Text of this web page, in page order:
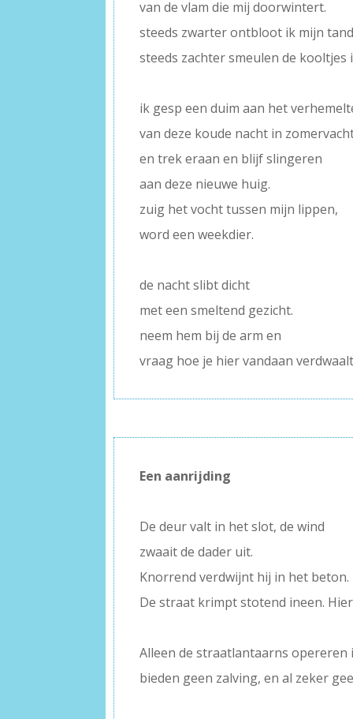
van de vlam die mij doorwintert.
steeds zwarter ontbloot ik mijn
steeds zachter smeulen de kooltjes
ik gesp een duim aan het
van deze koude nacht in
en trek eraan en blijf slingeren
aan deze nieuwe huig.
zuig het vocht tussen mijn lippen,
word een weekdier.
de nacht slibt dicht
met een smeltend gezicht.
neem hem bij de arm en
vraag hoe je hier vandaan
Een aanrijding
De deur valt in het slot, de wind
zwaait de dader uit.
Knorrend verdwijnt hij in het beton.
De straat krimpt stotend ineen.
Alleen de straatlantaarns opereren
bieden geen zalving, en al zeker